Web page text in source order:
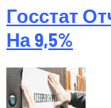
Госстат
На 9,5%